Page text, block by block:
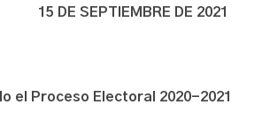
15 DE SEPTIEMBRE DE 2021
el Proceso Electoral 2020-2021